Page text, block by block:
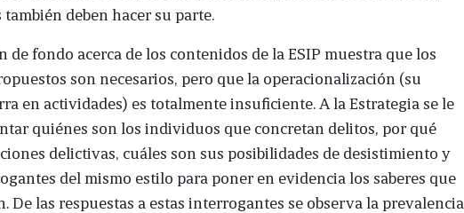
también deben hacer su parte.
de fondo acerca de los contenidos de la ESIP muestra que los
son necesarios, pero que la operacionalización (su
en actividades) es totalmente insuficiente. A la Estrategia se le
quiénes son los individuos que concretan delitos, por qué
delictivas, cuáles son sus posibilidades de desistimiento y
del mismo estilo para poner en evidencia los saberes que
De las respuestas a estas interrogantes se observa la prevalencia